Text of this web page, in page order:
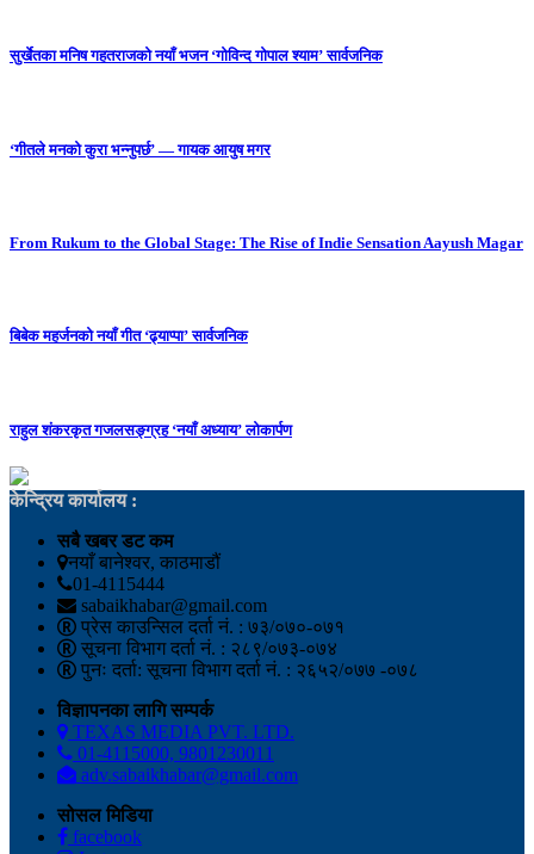
सुर्खेतका मनिष गहतराजको नयाँ भजन ‘गोविन्द गोपाल श्याम’ सार्वजनिक
‘गीतले मनको कुरा भन्नुपर्छ’ — गायक आयुष मगर
From Rukum to the Global Stage: The Rise of Indie Sensation Aayush Magar
बिबेक महर्जनको नयाँ गीत ‘ढ्याप्पा’ सार्वजनिक
राहुल शंकरकृत गजलसङ्ग्रह ‘नयाँ अध्याय’ लोकार्पण
केन्द्रिय कार्यालय :
सबै खबर डट कम
नयाँ बानेश्वर, काठमाडौं
01-4115444
sabaikhabar@gmail.com
प्रेस काउन्सिल दर्ता नं. : ७३/०७०-०७१
सूचना विभाग दर्ता नं. : २८९/०७३-०७४
पुनः दर्ता: सूचना विभाग दर्ता नं. : २६५२/०७७ -०७८
विज्ञापनका लागि सम्पर्क
TEXAS MEDIA PVT. LTD.
01-4115000, 9801230011
adv.sabaikhabar@gmail.com
सोसल मिडिया
facebook